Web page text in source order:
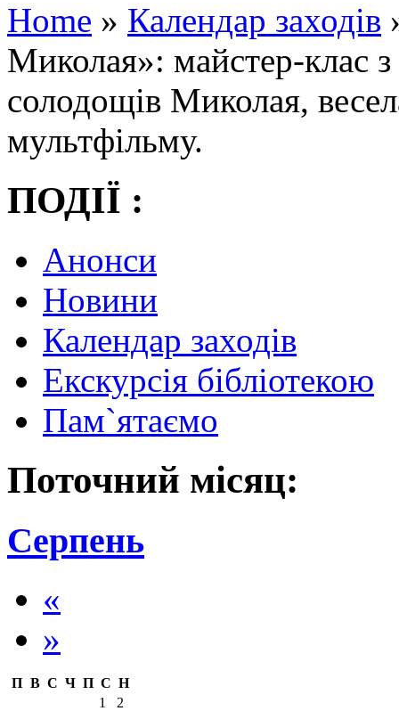
Home » Календар заходів
Миколая»: майстер-клас
солодощів Миколая,
мультфільму.
ПОДІЇ :
Анонси
Новини
Календар заходів
Екскурсія бібліотекою
Пам`ятаємо
Поточний місяц:
Серпень
«
»
П В С Ч П С Н
1
2